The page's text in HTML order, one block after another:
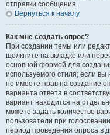
отправки сообщения.
Вернуться к началу
Как мне создать опрос?
При создании темы или
щёлкните на вкладке или
основной формой для
используемого стиля; если
не имеете прав на создание
варианта ответа в
вариант находится на
можете задать количество
пользователи при
период проведения опроса в